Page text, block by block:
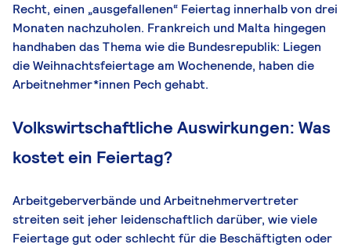
Recht, einen „ausgefallenen“ Feiertag innerhalb von drei
Monaten nachzuholen. Frankreich und Malta hingegen
handhaben das Thema wie die Bundesrepublik: Liegen
die Weihnachtsfeiertage am Wochenende, haben die
Arbeitnehmer*innen Pech gehabt.
Volkswirtschaftliche Auswirkungen: Was
kostet ein Feiertag?
Arbeitgeberverbände und Arbeitnehmervertreter
streiten seit jeher leidenschaftlich darüber, wie viele
Feiertage gut oder schlecht für die Beschäftigten oder